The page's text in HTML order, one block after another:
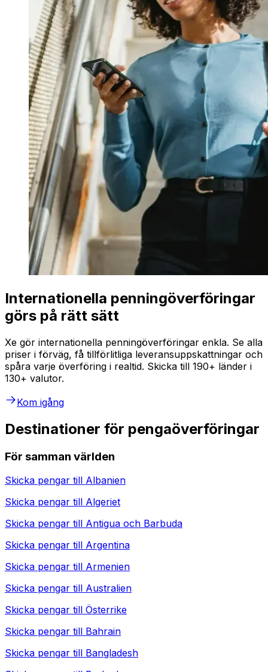
Internationella penningöverföringar
görs på rätt sätt
Xe gör internationella penningöverföringar enkla. Se alla
priser i förväg, få tillförlitliga leveransuppskattningar och
spåra varje överföring i realtid. Skicka till 190+ länder i
130+ valutor.
Kom igång
Destinationer för pengaöverföringar
För samman världen
Skicka pengar till Albanien
Skicka pengar till Algeriet
Skicka pengar till Antigua och Barbuda
Skicka pengar till Argentina
Skicka pengar till Armenien
Skicka pengar till Australien
Skicka pengar till Österrike
Skicka pengar till Bahrain
Skicka pengar till Bangladesh